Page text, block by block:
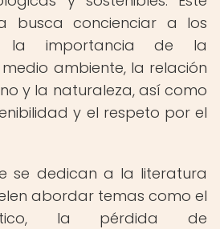
busca concienciar a los
la importancia de la
ambiente, la relación
y la naturaleza, así como
y el respeto por el
se dedican a la literatura
abordar temas como el
la pérdida de